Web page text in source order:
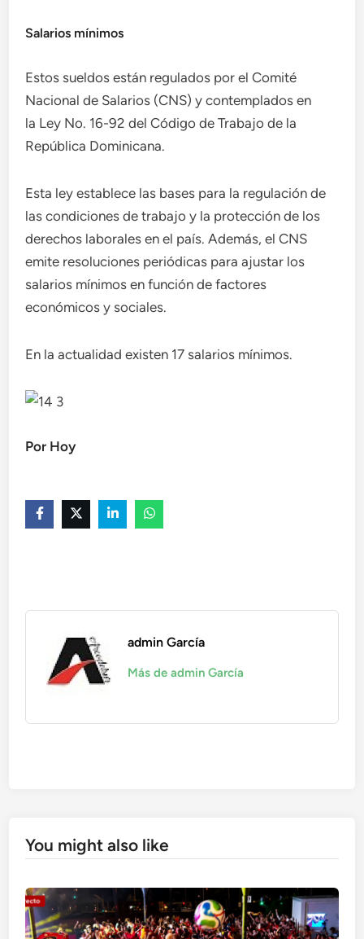
Salarios mínimos
Estos sueldos están regulados por el Comité
Nacional de Salarios (CNS) y contemplados en
la Ley No. 16-92 del Código de Trabajo de la
República Dominicana.
Esta ley establece las bases para la regulación de
las condiciones de trabajo y la protección de los
derechos laborales en el país. Además, el CNS
emite resoluciones periódicas para ajustar los
salarios mínimos en función de factores
económicos y sociales.
En la actualidad existen 17 salarios mínimos.
Por Hoy
admin García
Más de admin García
You might also like